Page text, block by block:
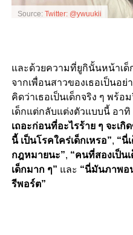
Source: Twitter: @ywuukii
และด้วยความที่ยูกินั้นหน้าเ
จากเพื่อนสาวของเธอเป็นอ
คิดว่าเธอเป็นเด็กจริง ๆ พร้
เด็กแต่กลับแต่งตัวแบบนี้ อาทิ
เถอะก่อนที่อะไรร้าย ๆ จะเกิ
นี้ เป็นโรคใคร่เด็กเหรอ”, “นี่
กฎหมายนะ”, “คนที่สองเป็น
เด็กมาก ๆ” และ “นี่มันภาพอ
รีพอร์ต”